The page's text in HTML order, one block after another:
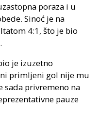
poraza i u
Sinoć je na
4:1, što je bio
je izuzetno
ni primljeni gol nije mu
sada privremeno na
pauze